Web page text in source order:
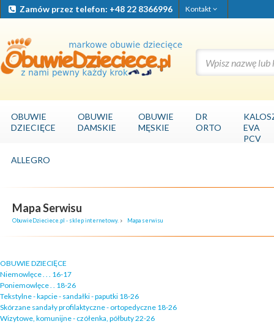
Zamów przez telefon: +48 22 8366996 Kontakt
OBUWIE
DZIECIĘCE
OBUWIE
DAMSKIE
OBUWIE
MĘSKIE
DR
ORTO
EVA
PCV
ALLEGRO
Mapa Serwisu
ObuwieDzieciece.pl - sklep internetowy. Mapa serwisu
OBUWIE DZIECIĘCE
Niemowlęce . . . 16-17
Poniemowlęce . . 18-26
Tekstylne - kapcie - sandałki - paputki 18-26
Skórzane sandały profilaktyczne - ortopedyczne 18-26
Wizytowe, komunijne - czółenka, półbuty 22-26